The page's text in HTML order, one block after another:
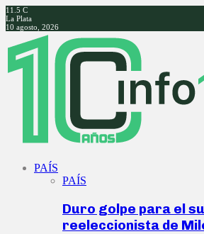
11.5 C
La Plata
10 agosto, 2026
Facebook
Twitter
Instagram
Youtube
PAÍS
PAÍS
Duro golpe para el
reeleccionista de